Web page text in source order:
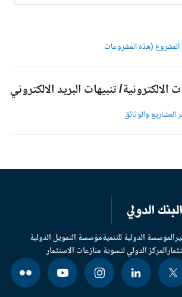
(هذه المشروعات
تنبيهات البريد الالكتروني
والوثائق
الدولية للتنميةمؤسسة التمويل الدولية
المركز الدولي لتسوية منازعات الاستثمار